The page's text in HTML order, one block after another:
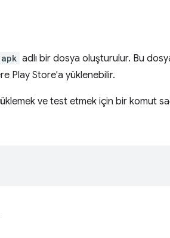
adlı bir dosya oluşturulur. Bu
Play Store'a yüklenebilir.
ve test etmek için bir komut